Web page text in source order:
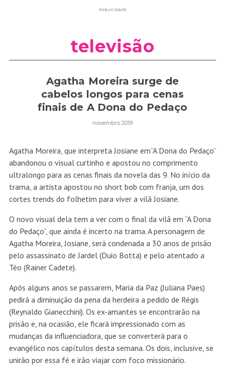
PUBLICIDADE
televisão
Agatha Moreira surge de
cabelos longos para cenas
finais de A Dona do Pedaço
novembro 2019
Agatha Moreira, que interpreta Josiane em”A Dona do Pedaço”
abandonou o visual curtinho e apostou no comprimento
ultralongo para as cenas finais da novela das 9. No início da
trama, a artista apostou no short bob com franja, um dos
cortes trends do folhetim para viver a vilã Josiane.
O novo visual dela tem a ver com o final da vilã em “A Dona
do Pedaço”, que ainda é incerto na trama. A personagem de
Agatha Moreira, Josiane, será condenada a 30 anos de prisão
pelo assassinato de Jardel (Duio Botta) e pelo atentado a
Téo (Rainer Cadete).
Após alguns anos se passarem, Maria da Paz (Juliana Paes)
pedirá a diminuição da pena da herdeira a pedido de Régis
(Reynaldo Gianecchini). Os ex-amantes se encontrarão na
prisão e, na ocasião, ele ficará impressionado com as
mudanças da influenciadora, que se converterá para o
evangélico nos capítulos desta semana. Os dois, inclusive, se
unirão por essa fé e irão viajar com foco missionário.